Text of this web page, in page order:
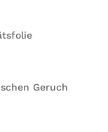
Geruch